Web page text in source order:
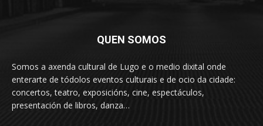
QUEN SOMOS
Somos a axenda cultural de Lugo e o medio dixital onde
enterarte de tódolos eventos culturais e de ocio da cidade:
concertos, teatro, exposicións, cine, espectáculos,
presentación de libros, danza…